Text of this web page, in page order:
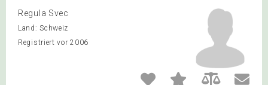
Regula Svec
Land: Schweiz
Registriert vor 2006